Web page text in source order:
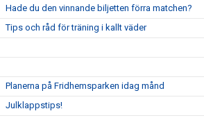
Hade du den vinnande biljetten förra matchen?
Tips och råd för träning i kallt väder
Planerna på Fridhemsparken idag månd
Julklappstips!